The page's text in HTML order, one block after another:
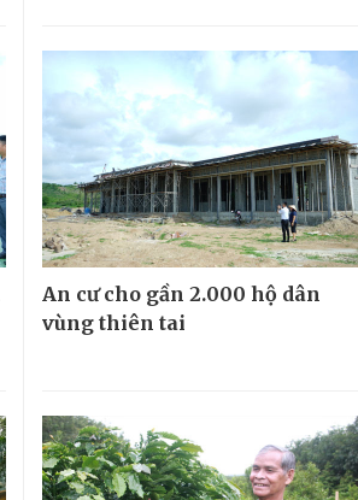
An cư cho gần 2.000 hộ dân
vùng thiên tai